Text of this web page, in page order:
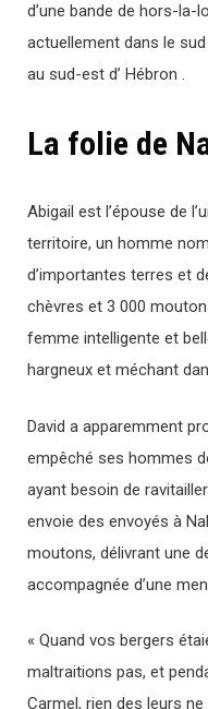
d’une bande de hors-la-
actuellement dans le
au sud-est d’ Hébron .
La folie de
Abigail est l’épouse de
territoire, un homme
d’importantes terres et
chèvres et 3 000
femme intelligente et
hargneux et méchant
David a apparemment
empêché ses hommes
ayant besoin de
envoie des envoyés à
moutons, délivrant une
accompagnée d’une
« Quand vos bergers
maltraitions pas, et
Carmel, rien des leurs